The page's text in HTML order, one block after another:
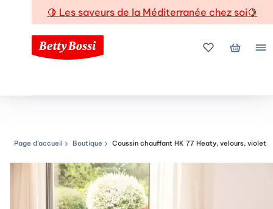
🍋 Les saveurs de la Méditerranée chez soi🍋
Mes favoris
Mon
Chemin de navigation
Page d’accueil Boutique Coussin chauffant HK 77 Heaty, velours, violet